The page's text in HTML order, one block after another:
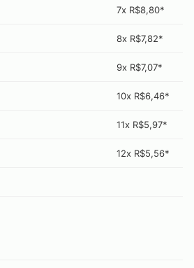
7x R$8,80*
8x R$7,82*
9x R$7,07*
10x R$6,46*
11x R$5,97*
12x R$5,56*